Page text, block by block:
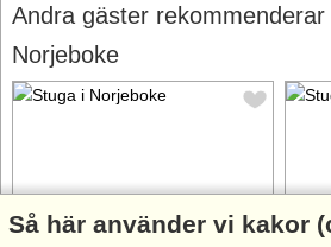
Andra gäster
Norjeboke
Stugnr: 9938
Så här använder vi kakor